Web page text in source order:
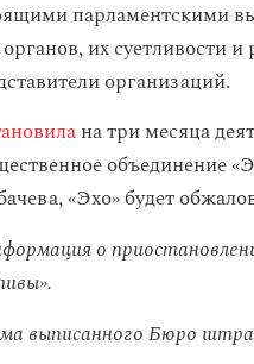
парламентскими
их суетливости и
организаций.
на три месяца
объединение
«Эхо» будет
о
выписанного Бюро